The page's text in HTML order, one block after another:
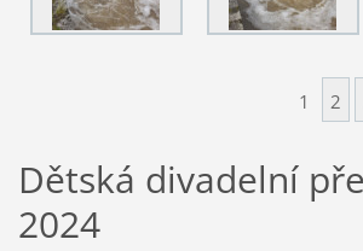
1 2
Dětská divadelní
2024